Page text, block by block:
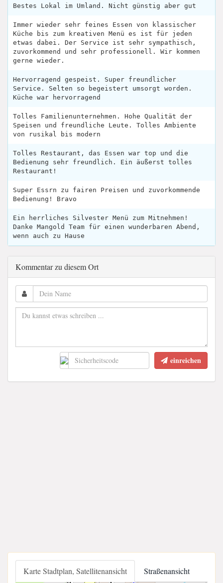
Bestes Lokal im Umland. Nicht günstig aber gut
Immer wieder sehr feines Essen von klassischer
Küche bis zum kreativen Menü es ist für jeden
etwas dabei. Der Service ist sehr sympathisch,
zuvorkommend und sehr professionell. Wir kommen
gerne wieder.
Hervorragend gespeist. Super freundlicher
Service. Selten so begeistert umsorgt worden.
Küche war hervorragend
Tolles Familienunternehmen. Hohe Qualität der
Speisen und freundliche Leute. Tolles Ambiente
von rusikal bis modern
Tolles Restaurant, das Essen war top und die
Bedienung sehr freundlich. Ein äußerst tolles
Restaurant!
Super Essrn zu fairen Preisen und zuvorkommende
Bedienung! Bravo
Ein herrliches Silvester Menü zum Mitnehmen!
Danke Mangold Team für einen wunderbaren Abend,
wenn auch zu Hause
Kommentar zu diesem Ort
einreichen
Karte Stadtplan, Satellitenansicht Straßenansicht